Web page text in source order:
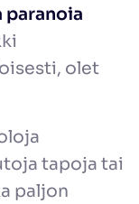
paranoia
olet
tapoja tai
paljon